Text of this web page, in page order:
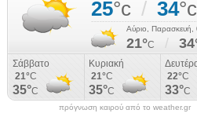
πρόγνωση καιρού από το weather.gr